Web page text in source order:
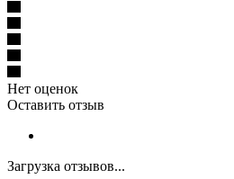
Нет оценок
Оставить отзыв
Загрузка отзывов...